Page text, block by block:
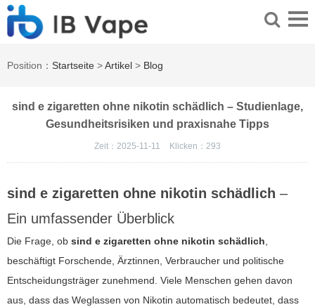
Position： Startseite >Artikel > Blog
sind e zigaretten ohne nikotin schädlich – Studienlage,
Gesundheitsrisiken und praxisnahe Tipps
Zeit：2025-11-11 Klicken： 293
sind e zigaretten ohne nikotin schädlich –
Ein umfassender Überblick
Die Frage, ob sind e zigaretten ohne nikotin schädlich,
beschäftigt Forschende, Ärztinnen, Verbraucher und politische
Entscheidungsträger zunehmend. Viele Menschen gehen davon
aus, dass das Weglassen von Nikotin automatisch bedeutet, dass